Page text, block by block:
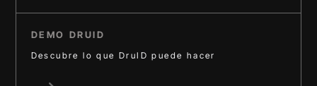
DEMO DRUID
Descubre lo que DruID puede hacer